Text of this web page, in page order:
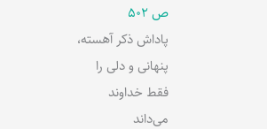
ص 502
پاداش ذکر آهسته،
پنهانی و دلی را
فقط خداوند
می‌داند